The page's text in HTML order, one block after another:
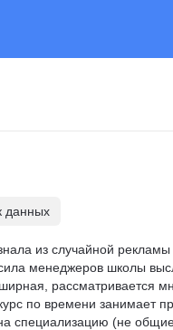
данных
из случайной рекламы
менеджеров школы
рассматривается
по времени занимает
специализацию (не